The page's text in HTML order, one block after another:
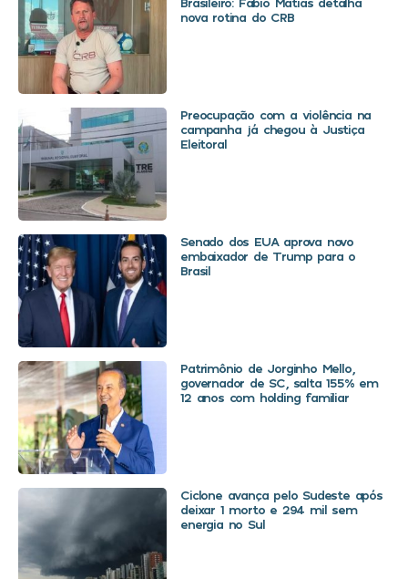
nova rotina do CRB
Preocupação com a violência na
campanha já chegou à Justiça
Eleitoral
Senado dos EUA aprova novo
embaixador de Trump para o
Brasil
Patrimônio de Jorginho Mello,
governador de SC, salta 155% em
12 anos com holding familiar
Ciclone avança pelo Sudeste após
deixar 1 morto e 294 mil sem
energia no Sul